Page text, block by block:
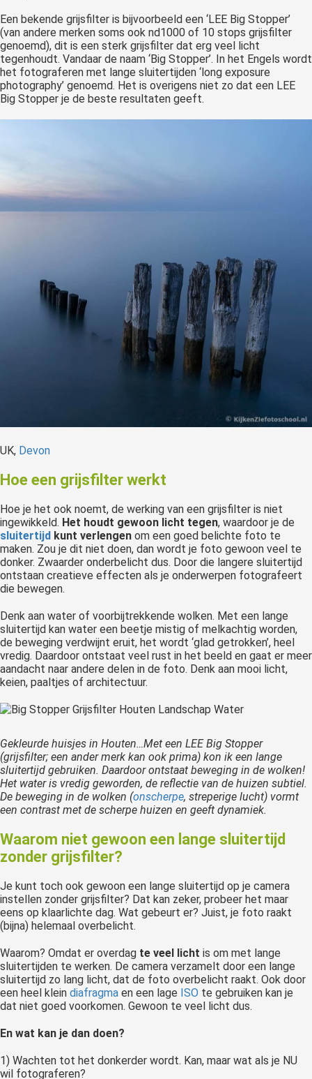
Een bekende grijsfilter is bijvoorbeeld een ‘LEE Big Stopper’
(van andere merken soms ook nd1000 of 10 stops grijsfilter
genoemd), dit is een sterk grijsfilter dat erg veel licht
tegenhoudt. Vandaar de naam ‘Big Stopper’. In het Engels wordt
het fotograferen met lange sluitertijden ‘long exposure
photography’ genoemd. Het is overigens niet zo dat een LEE
Big Stopper je de beste resultaten geeft.
UK, Devon
Hoe een grijsfilter werkt
Hoe je het ook noemt, de werking van een grijsfilter is niet
ingewikkeld. Het houdt gewoon licht tegen, waardoor je de
sluitertijd kunt verlengen om een goed belichte foto te
maken. Zou je dit niet doen, dan wordt je foto gewoon veel te
donker. Zwaarder onderbelicht dus. Door die langere sluitertijd
ontstaan creatieve effecten als je onderwerpen fotografeert
die bewegen.
Denk aan water of voorbijtrekkende wolken. Met een lange
sluitertijd kan water een beetje mistig of melkachtig worden,
de beweging verdwijnt eruit, het wordt ‘glad getrokken’, heel
vredig. Daardoor ontstaat veel rust in het beeld en gaat er meer
aandacht naar andere delen in de foto. Denk aan mooi licht,
keien, paaltjes of architectuur.
Gekleurde huisjes in Houten…Met een LEE Big Stopper
(grijsfilter; een ander merk kan ook prima) kon ik een lange
sluitertijd gebruiken. Daardoor ontstaat beweging in de wolken!
Het water is vredig geworden, de reflectie van de huizen subtiel.
De beweging in de wolken (onscherpe, streperige lucht) vormt
een contrast met de scherpe huizen en geeft dynamiek.
Waarom niet gewoon een lange sluitertijd
zonder grijsfilter?
Je kunt toch ook gewoon een lange sluitertijd op je camera
instellen zonder grijsfilter? Dat kan zeker, probeer het maar
eens op klaarlichte dag. Wat gebeurt er? Juist, je foto raakt
(bijna) helemaal overbelicht.
Waarom? Omdat er overdag te veel licht is om met lange
sluitertijden te werken. De camera verzamelt door een lange
sluitertijd zo lang licht, dat de foto overbelicht raakt. Ook door
een heel klein diafragma en een lage ISO te gebruiken kan je
dat niet goed voorkomen. Gewoon te veel licht dus.
En wat kan je dan doen?
1) Wachten tot het donkerder wordt. Kan, maar wat als je NU
wil fotograferen?